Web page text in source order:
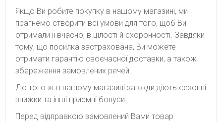
Якщо Ви робите покупку в нашому магазині, ми
прагнемо створити всі умови для того, щоб Ви
отримали її вчасно, в цілості й схоронності. Завдяки
тому, що посилка застрахована, Ви можете
отримати гарантію своєчасної доставки, а також
збереження замовлених речей.
До того ж в нашому магазині завжди діють сезонні
знижки та інші приємні бонуси.
Перед відправкою замовлений Вами товар